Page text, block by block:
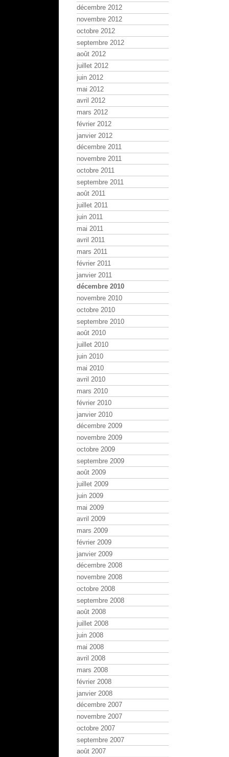
décembre 2012
novembre 2012
octobre 2012
septembre 2012
août 2012
juillet 2012
juin 2012
mai 2012
avril 2012
mars 2012
février 2012
janvier 2012
décembre 2011
novembre 2011
octobre 2011
septembre 2011
août 2011
juillet 2011
juin 2011
mai 2011
avril 2011
mars 2011
février 2011
janvier 2011
décembre 2010
novembre 2010
octobre 2010
septembre 2010
août 2010
juillet 2010
juin 2010
mai 2010
avril 2010
mars 2010
février 2010
janvier 2010
décembre 2009
novembre 2009
octobre 2009
septembre 2009
août 2009
juillet 2009
juin 2009
mai 2009
avril 2009
mars 2009
février 2009
janvier 2009
décembre 2008
novembre 2008
octobre 2008
septembre 2008
août 2008
juillet 2008
juin 2008
mai 2008
avril 2008
mars 2008
février 2008
janvier 2008
décembre 2007
novembre 2007
octobre 2007
septembre 2007
août 2007